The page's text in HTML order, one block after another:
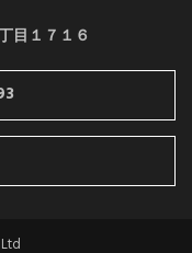
目１７１６